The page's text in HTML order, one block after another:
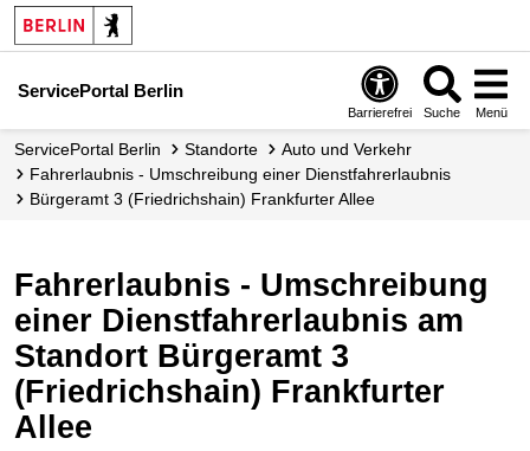
ServicePortal Berlin
Barrierefrei Suche Menü
ServicePortal Berlin Standorte
Auto und Verkehr
Fahrerlaubnis - Umschreibung einer Dienstfahrerlaubnis
Bürgeramt 3 (Friedrichshain) Frankfurter Allee
Fahrerlaubnis - Umschreibung
einer Dienstfahrerlaubnis am
Standort Bürgeramt 3
(Friedrichshain) Frankfurter
Allee